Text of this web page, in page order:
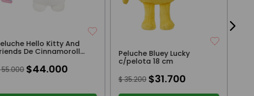
Hello Kitty And
De Cinnamoroll
55.000 $44.000
Peluche Bluey Lucky
c/pelota 18 cm
$ 35.200 $31.700